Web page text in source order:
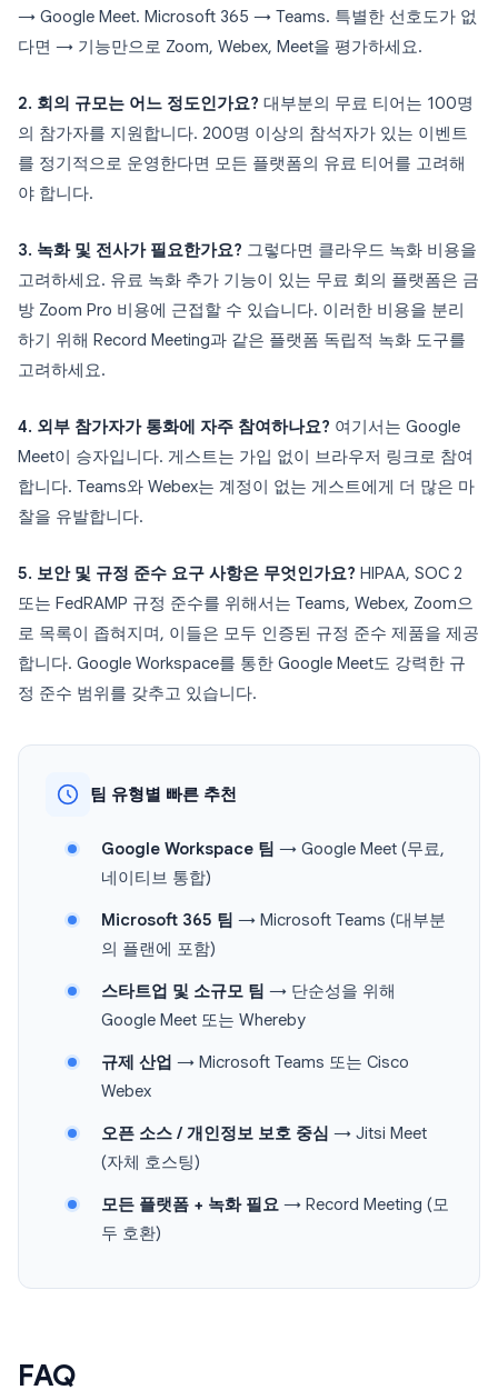
→ Google Meet. Microsoft 365 → Teams. 특별한 선호도가 없
다면 → 기능만으로 Zoom, Webex, Meet을 평가하세요.
2. 회의 규모는 어느 정도인가요? 대부분의 무료 티어는 100명
의 참가자를 지원합니다. 200명 이상의 참석자가 있는 이벤트
를 정기적으로 운영한다면 모든 플랫폼의 유료 티어를 고려해
야 합니다.
3. 녹화 및 전사가 필요한가요? 그렇다면 클라우드 녹화 비용을
고려하세요. 유료 녹화 추가 기능이 있는 무료 회의 플랫폼은 금
방 Zoom Pro 비용에 근접할 수 있습니다. 이러한 비용을 분리
하기 위해 Record Meeting과 같은 플랫폼 독립적 녹화 도구를
고려하세요.
4. 외부 참가자가 통화에 자주 참여하나요? 여기서는 Google
Meet이 승자입니다. 게스트는 가입 없이 브라우저 링크로 참여
합니다. Teams와 Webex는 계정이 없는 게스트에게 더 많은 마
찰을 유발합니다.
5. 보안 및 규정 준수 요구 사항은 무엇인가요? HIPAA, SOC 2
또는 FedRAMP 규정 준수를 위해서는 Teams, Webex, Zoom으
로 목록이 좁혀지며, 이들은 모두 인증된 규정 준수 제품을 제공
합니다. Google Workspace를 통한 Google Meet도 강력한 규
정 준수 범위를 갖추고 있습니다.
팀 유형별 빠른 추천
Google Workspace 팀 → Google Meet (무료,
네이티브 통합)
Microsoft 365 팀 → Microsoft Teams (대부분
의 플랜에 포함)
스타트업 및 소규모 팀 → 단순성을 위해
Google Meet 또는 Whereby
규제 산업 → Microsoft Teams 또는 Cisco
Webex
오픈 소스 / 개인정보 보호 중심 → Jitsi Meet
(자체 호스팅)
모든 플랫폼 + 녹화 필요 → Record Meeting (모
두 호환)
FAQ